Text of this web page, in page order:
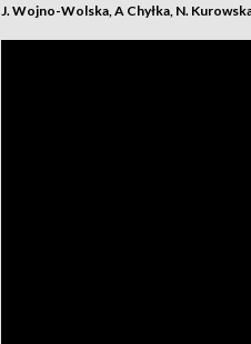
J. Wojno-Wolska, A Chyłka, N.